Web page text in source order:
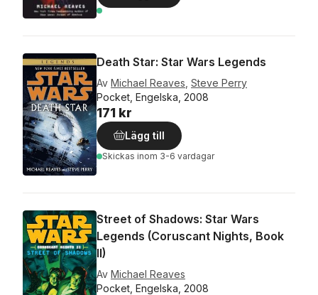
Death Star: Star Wars Legends
Av Michael Reaves Steve Perry
Pocket, Engelska, 2008
171 kr
Lägg till
Skickas inom 3-6 vardagar
Street of Shadows: Star Wars
Legends (Coruscant Nights, Book
II)
Av Michael Reaves
Pocket, Engelska, 2008